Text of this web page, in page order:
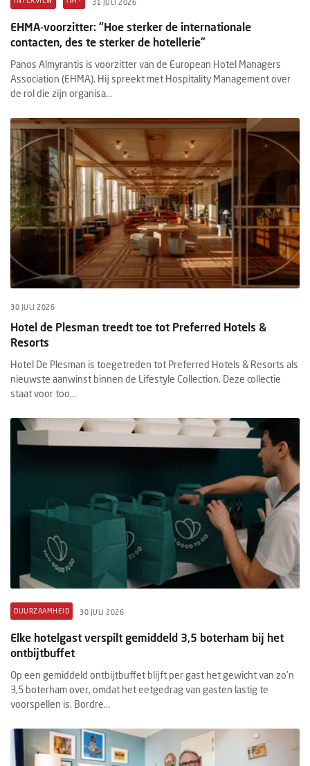
31 JULI 2026
EHMA-voorzitter: “Hoe sterker de internationale
contacten, des te sterker de hotellerie”
Panos Almyrantis is voorzitter van de European Hotel Managers
Association (EHMA). Hij spreekt met Hospitality Management over
de rol die zijn organisa...
30 JULI 2026
Hotel de Plesman treedt toe tot Preferred Hotels &
Resorts
Hotel De Plesman is toegetreden tot Preferred Hotels & Resorts als
nieuwste aanwinst binnen de Lifestyle Collection. Deze collectie
staat voor too...
DUURZAAMHEID 30 JULI 2026
Elke hotelgast verspilt gemiddeld 3,5 boterham bij het
ontbijtbuffet
Op een gemiddeld ontbijtbuffet blijft per gast het gewicht van zo'n
3,5 boterham over, omdat het eetgedrag van gasten lastig te
voorspellen is. Bordre...